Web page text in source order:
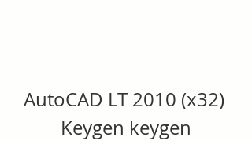
AutoCAD LT 2010 (x32)
Keygen keygen